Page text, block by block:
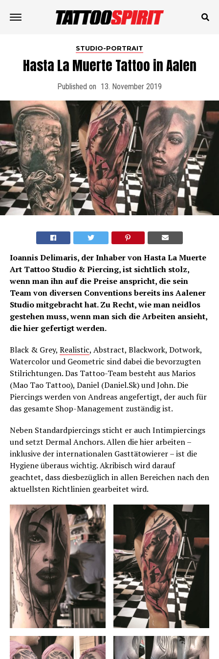
STUDIO-PORTRAIT
Hasta La Muerte Tattoo in Aalen
Published on 13. November 2019
Ioannis Delimaris, der Inhaber von Hasta La Muerte
Art Tattoo Studio & Piercing, ist sichtlich stolz,
wenn man ihn auf die Preise anspricht, die sein
Team von diversen Conventions bereits ins Aalener
Studio mitgebracht hat. Zu Recht, wie man neidlos
gestehen muss, wenn man sich die Arbeiten ansieht,
die hier gefertigt werden.
Black & Grey, Realistic, Abstract, Blackwork, Dotwork,
Watercolor und Geometric sind dabei die bevorzugten
Stilrichtungen. Das Tattoo-Team besteht aus Marios
(Mao Tao Tattoo), Daniel (Daniel.Sk) und John. Die
Piercings werden von Andreas angefertigt, der auch für
das gesamte Shop-Management zuständig ist.
Neben Standardpiercings sticht er auch Intimpiercings
und setzt Dermal Anchors. Allen die hier arbeiten –
inklusive der internationalen Gasttätowierer – ist die
Hygiene überaus wichtig. Akribisch wird darauf
geachtet, dass diesbezüglich in allen Bereichen nach den
aktuellsten Richtlinien gearbeitet wird.